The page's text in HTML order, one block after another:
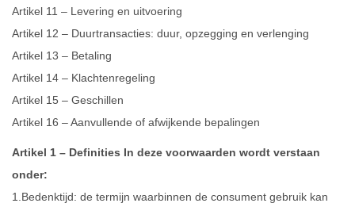
Artikel 11 – Levering en uitvoering
Artikel 12 – Duurtransacties: duur, opzegging en verlenging
Artikel 13 – Betaling
Artikel 14 – Klachtenregeling
Artikel 15 – Geschillen
Artikel 16 – Aanvullende of afwijkende bepalingen
Artikel 1 – Definities In deze voorwaarden wordt verstaan
onder:
1.Bedenktijd: de termijn waarbinnen de consument gebruik kan